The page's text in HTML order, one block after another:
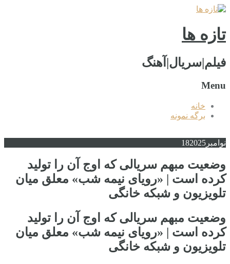
تازه ها
فیلم|سریال|آهنگ
Menu
خانه
برگه نمونه
نوامبر 182025
وضعیت مبهم سریالی که اوج آن را تولید
کرده است | «رویای نیمه شب» معلق میان
تلویزیون و شبکه خانگی
وضعیت مبهم سریالی که اوج آن را تولید
کرده است | «رویای نیمه شب» معلق میان
تلویزیون و شبکه خانگی